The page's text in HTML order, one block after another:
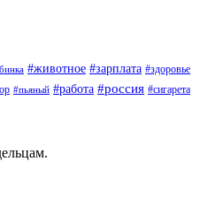
#животное #зарплата #здоровье
#пьяный #работа #россия #сигарета